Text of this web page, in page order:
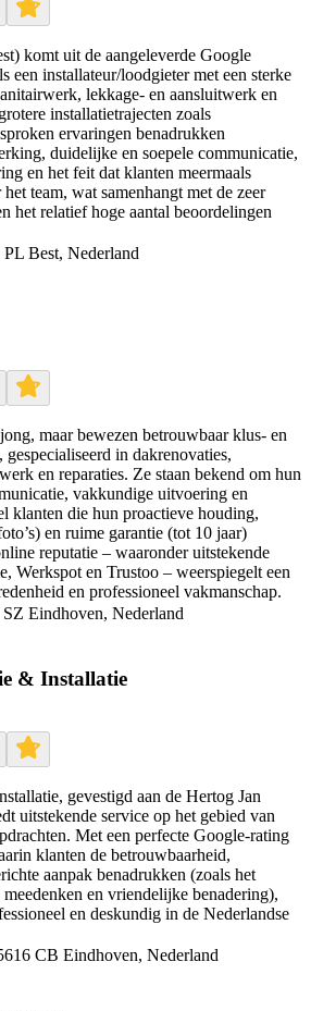
komt uit de aangeleverde Google
een installateur/loodgieter met een sterke
lekkage- en aansluitwerk en
installatietrajecten zoals
ervaringen benadrukken
duidelijke en soepele communicatie,
en het feit dat klanten meermaals
team, wat samenhangt met de zeer
het relatief hoge aantal beoordelingen
Best, Nederland
maar bewezen betrouwbaar klus‑ en
in dakrenovaties,
en reparaties. Ze staan bekend om hun
vakkundige uitvoering en
klanten die hun proactieve houding,
en ruime garantie (tot 10 jaar)
reputatie – waaronder uitstekende
Werkspot en Trustoo – weerspiegelt een
en professioneel vakmanschap.
Eindhoven, Nederland
& Installatie
gevestigd aan de Hertog Jan
uitstekende service op het gebied van
Met een perfecte Google-rating
klanten de betrouwbaarheid,
aanpak benadrukken (zoals het
en vriendelijke benadering),
en deskundig in de Nederlandse
CB Eindhoven, Nederland